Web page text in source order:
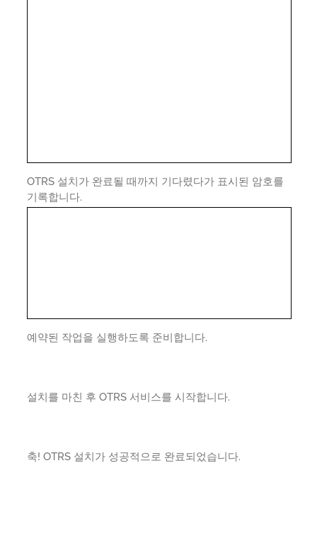
OTRS 설치가 완료될 때까지 기다렸다가 표시된 암호를
기록합니다.
예약된 작업을 실행하도록 준비합니다.
설치를 마친 후 OTRS 서비스를 시작합니다.
축! OTRS 설치가 성공적으로 완료되었습니다.